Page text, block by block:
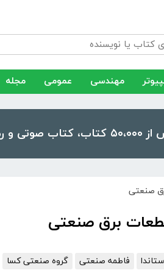
مهندسی عمومی مجله
باشید!
صنعتی
برق صنعتی
فاطمه صنعتی گروه صنعتی کسا